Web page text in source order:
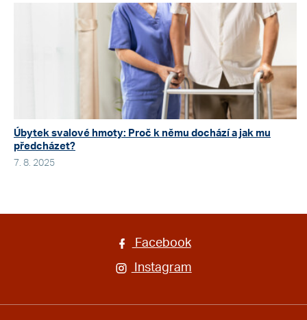
Úbytek svalové hmoty: Proč k němu dochází a jak mu
předcházet?
7. 8. 2025
Facebook
Instagram